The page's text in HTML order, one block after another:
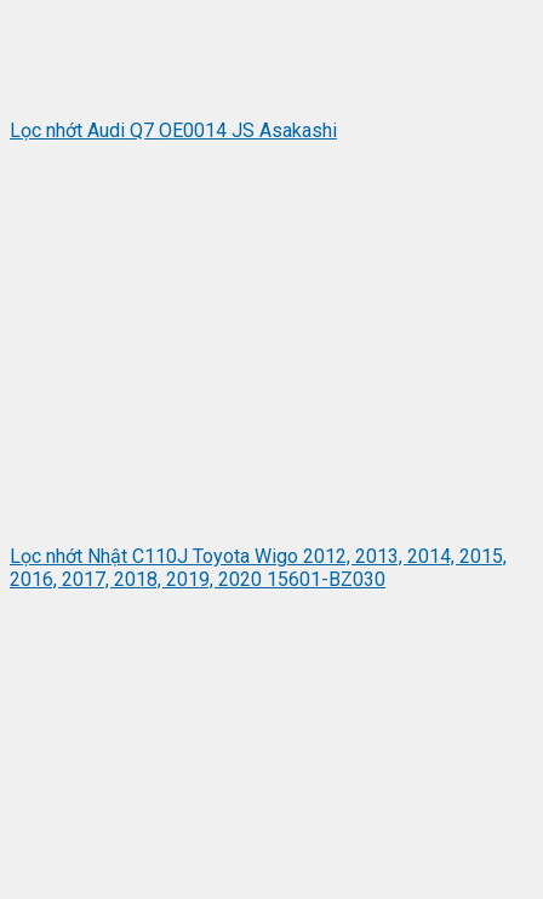
Lọc nhớt Audi Q7 OE0014 JS Asakashi
Lọc nhớt Nhật C110J Toyota Wigo 2012, 2013, 2014, 2015,
2016, 2017, 2018, 2019, 2020 15601-BZ030